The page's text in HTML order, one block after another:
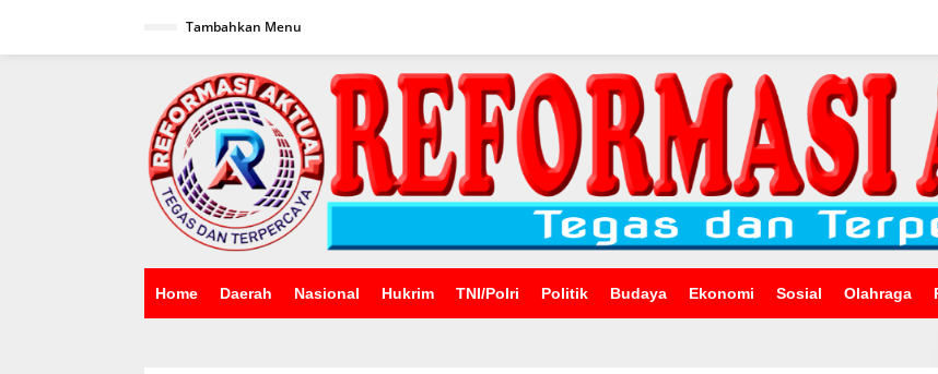
Tambahkan Menu
Home Daerah Nasional Hukrim TNI/Polri Politik Budaya Ekonomi Sosial Olahraga